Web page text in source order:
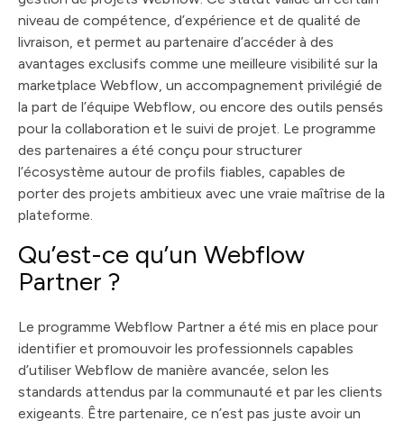
niveau de compétence, d’expérience et de qualité de
livraison, et permet au partenaire d’accéder à des
avantages exclusifs comme une meilleure visibilité sur la
marketplace Webflow, un accompagnement privilégié de
la part de l’équipe Webflow, ou encore des outils pensés
pour la collaboration et le suivi de projet. Le programme
des partenaires a été conçu pour structurer
l’écosystème autour de profils fiables, capables de
porter des projets ambitieux avec une vraie maîtrise de la
plateforme.
Qu’est-ce qu’un Webflow
Partner ?
Le programme Webflow Partner a été mis en place pour
identifier et promouvoir les professionnels capables
d’utiliser Webflow de manière avancée, selon les
standards attendus par la communauté et par les clients
exigeants. Être partenaire, ce n’est pas juste avoir un